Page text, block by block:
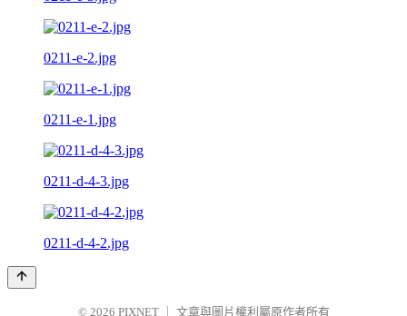
0211-e-2.jpg
0211-e-1.jpg
0211-d-4-3.jpg
0211-d-4-2.jpg
© 2026 PIXNET 文章與圖片權利屬原作者所有